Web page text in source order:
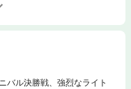
バル決勝戦、強烈なライト